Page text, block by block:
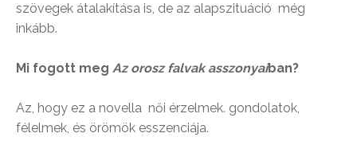
szövegek átalakítása is, de az alapszituáció még
inkább.
Mi fogott meg Az orosz falvak asszonyaiban?
Az, hogy ez a novella női érzelmek. gondolatok,
félelmek, és örömök esszenciája.